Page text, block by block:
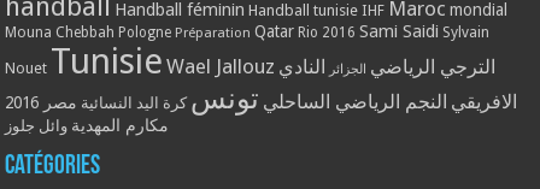
Handball féminin Handball tunisie IHF Maroc mondial
Mouna Chebbah Pologne Préparation Qatar Rio 2016 Sami Saidi Sylvain
Nouet Tunisie Wael Jallouz الترجي الرياضي الجزائر النادي
الافريقي النجم الرياضي الساحلي تونس كرة اليد النسائية مصر 2016
مكارم المهدية وائل جلوز
Catégories